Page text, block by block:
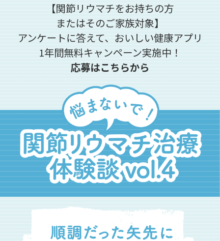
【関節リウマチをお持ちの方
またはそのご家族対象】
アンケートに答えて、おいしい健康アプリ
1年間無料キャンペーン実施中！
応募はこちらから